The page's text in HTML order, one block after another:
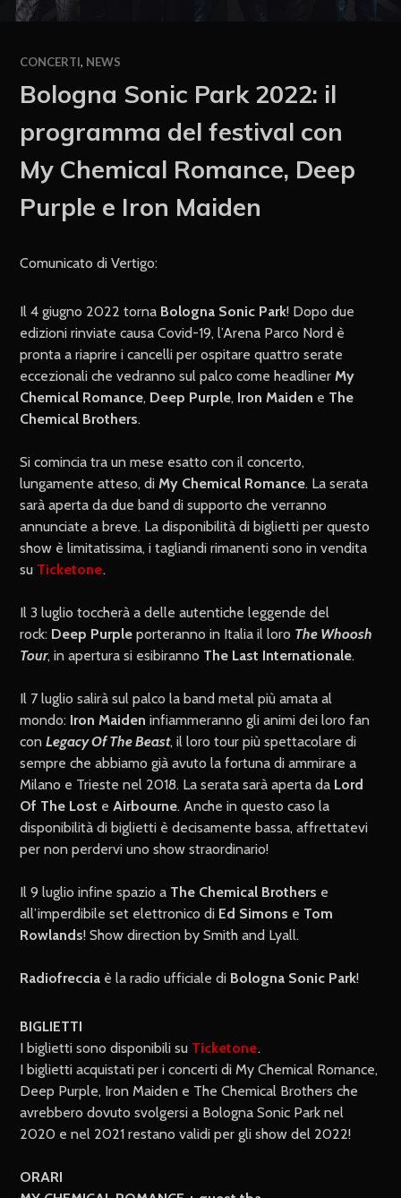
CONCERTI, NEWS
Bologna Sonic Park 2022: il
programma del festival con
My Chemical Romance, Deep
Purple e Iron Maiden
Comunicato di Vertigo:
Il 4 giugno 2022 torna Bologna Sonic Park! Dopo due
edizioni rinviate causa Covid-19, l’Arena Parco Nord è
pronta a riaprire i cancelli per ospitare quattro serate
eccezionali che vedranno sul palco come headlinerMy
Chemical Romance, Deep Purple, Iron Maiden e The
Chemical Brothers.
Si comincia tra un mese esatto con il concerto,
lungamente atteso, diMy Chemical Romance. La serata
sarà aperta da due band di supporto che verranno
annunciate a breve. La disponibilità di biglietti per questo
show è limitatissima, i tagliandi rimanenti sono in vendita
su Ticketone.
Il 3 luglio toccherà a delle autentiche leggende del
rock: Deep Purple porteranno in Italia il loro The Whoosh
Tour, in apertura si esibiranno The Last Internationale.
Il 7 luglio salirà sul palco la band metal più amata al
mondo: Iron Maiden infiammeranno gli animi dei loro fan
conLegacy Of The Beast, il loro tour più spettacolare di
sempre che abbiamo già avuto la fortuna di ammirare a
Milano e Trieste nel 2018. La serata sarà aperta da Lord
Of The Lost eAirbourne. Anche in questo caso la
disponibilità di biglietti è decisamente bassa, affrettatevi
per non perdervi uno show straordinario!
Il 9 luglio infine spazio a The Chemical Brothers e
all’imperdibile set elettronico di Ed Simons e Tom
Rowlands! Show direction by Smith and Lyall.
Radiofreccia è la radio ufficiale di Bologna Sonic Park!
BIGLIETTI
I biglietti sono disponibili su Ticketone.
I biglietti acquistati per i concerti di My Chemical Romance,
Deep Purple, Iron Maiden e The Chemical Brothers che
avrebbero dovuto svolgersi a Bologna Sonic Park nel
2020 e nel 2021 restano validi per gli show del 2022!
ORARI